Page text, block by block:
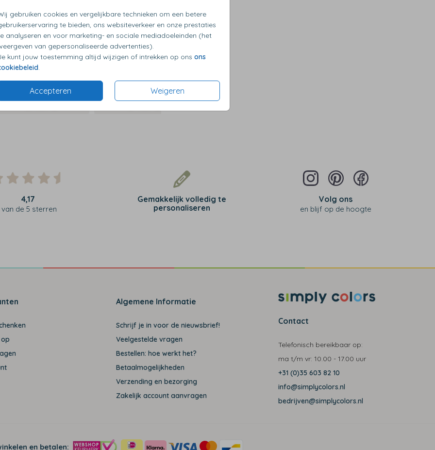
gebruiken cookies en vergelijkbare technieken om een betere
te bieden, ons websiteverkeer en onze prestaties
analyseren en voor marketing- en sociale mediadoeleinden (het
van gepersonaliseerde advertenties).
kunt jouw toestemming altijd wijzigen of intrekken op ons ons
Accepteren Weigeren
4,17
van de 5 sterren
Gemakkelijk volledig te
personaliseren
Volg ons
en blijf op de hoogte
Algemene Informatie
Schrijf je in voor de nieuwsbrief!
Veelgestelde vragen
Bestellen: hoe werkt het?
Betaalmogelijkheden
Verzending en bezorging
Zakelijk account aanvragen
Contact
Telefonisch bereikbaar op:
ma t/m vr: 10.00 - 17.00 uur
+31 (0)35 603 82 10
info@simplycolors.nl
bedrijven@simplycolors.nl
en betalen: